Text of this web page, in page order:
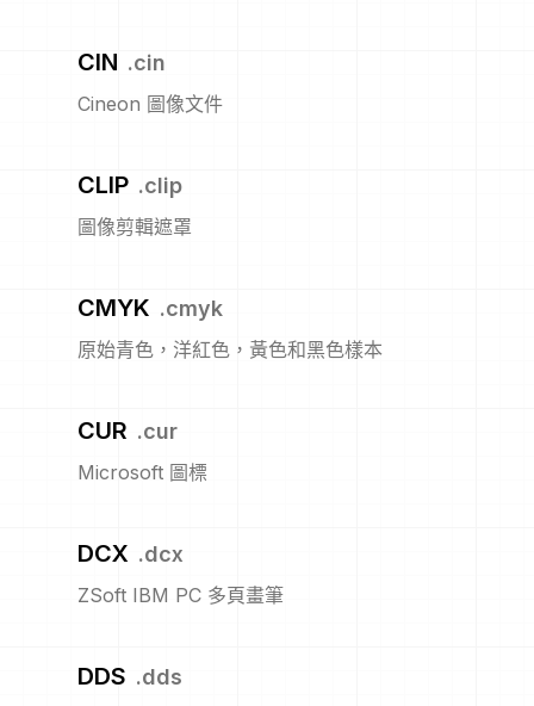
CIN .cin
Cineon 圖像文件
CLIP .clip
圖像剪輯遮罩
CMYK .cmyk
原始青色，洋紅色，黃色和黑色樣本
CUR .cur
Microsoft 圖標
DCX .dcx
ZSoft IBM PC 多頁畫筆
DDS .dds